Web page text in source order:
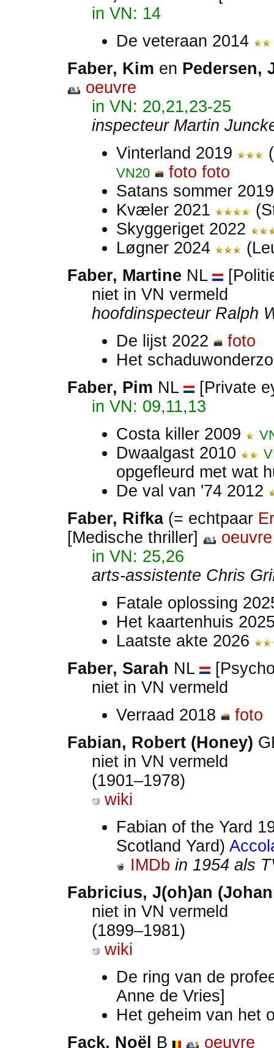
in VN: 14
De veteraan 2014
Faber, Kim en Pedersen,
oeuvre
in VN: 20,21,23-25
inspecteur Martin
Vinterland 2019
VN20 foto foto
Satans sommer
Kvæler 2021
Skyggeriget 2022
Løgner 2024
Faber, Martine NL
niet in VN vermeld
hoofdinspecteur Ralph
De lijst 2022
foto
Het
Faber, Pim NL
[Private
in VN: 09,11,13
Costa killer 2009
Dwaalgast 2010
opgefleurd met wat
De val van '74 2012
Faber, Rifka(= echtpaar
[Medische thriller]
oeuvre
in VN: 25,26
arts-assistente Chris
Fatale oplossing
Het kaartenhuis
Laatste akte 2026
Faber, Sarah NL
niet in VN vermeld
Verraad 2018
foto
Fabian, Robert (Honey)
niet in VN vermeld
(1901–1978)
wiki
Fabian of the Yard
Scotland Yard)
IMDb in 1954 als
Fabricius, J(oh)an
niet in VN vermeld
(1899–1981)
wiki
De ring van de
Anne de Vries]
Het geheim van het
Fack, Noël
B oeuvre